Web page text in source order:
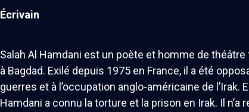
écrivain
Salah Al Hamdani est un poète et homme de
à Bagdad. Exilé depuis 1975 en France, il a été
guerres et à l’occupation anglo-américaine de l’Irak.
Hamdani a connu la torture et la prison en Irak. Il n’a